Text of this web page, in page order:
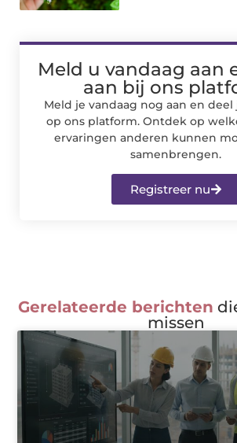
Meld u vandaag aan
aan bij ons
Meld je vandaag nog aan en deel
op ons platform. Ontdek op
ervaringen anderen kunnen
samenbrengen.
Registreer nu
Gerelateerde berichten
missen